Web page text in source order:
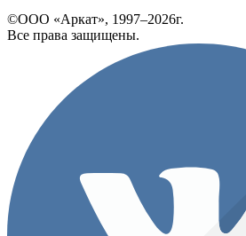
©ООО «Аркат», 1997–2026г.
Все права защищены.